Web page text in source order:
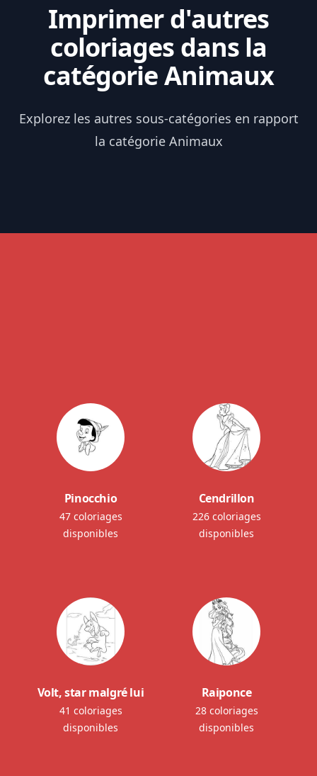
Imprimer d'autres
coloriages dans la
catégorie Animaux
Explorez les autres sous-catégories en rapport
la catégorie Animaux
Pinocchio
47 coloriages
disponibles
Cendrillon
226 coloriages
disponibles
Volt, star malgré lui
41 coloriages
disponibles
Raiponce
28 coloriages
disponibles